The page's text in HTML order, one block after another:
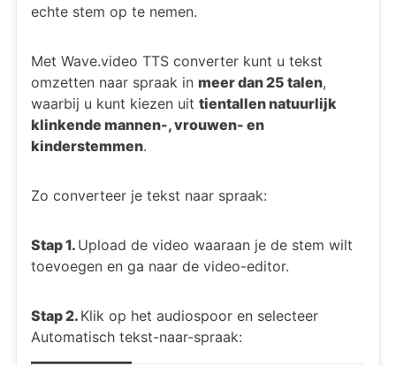
echte stem op te nemen.
Met Wave.video TTS converter kunt u tekst
omzetten naar spraak in meer dan 25 talen,
waarbij u kunt kiezen uit tientallen natuurlijk
klinkende mannen-, vrouwen- en
kinderstemmen.
Zo converteer je tekst naar spraak:
Stap 1. Upload de video waaraan je de stem wilt
toevoegen en ga naar de video-editor.
Stap 2. Klik op het audiospoor en selecteer
Automatisch tekst-naar-spraak: